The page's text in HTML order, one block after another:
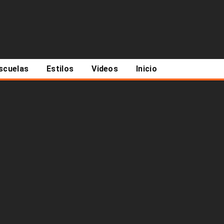
Estilos Videos Inicio